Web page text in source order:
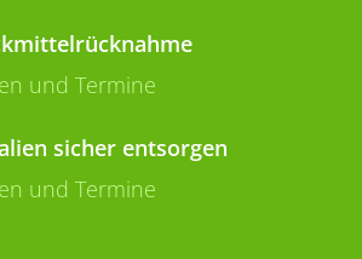
und Termine
sicher entsorgen
und Termine